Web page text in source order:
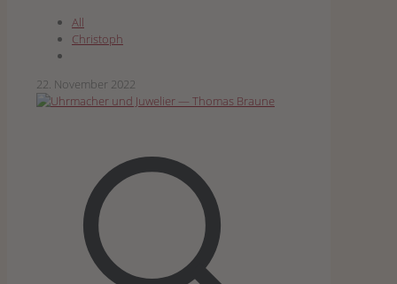
All
Christoph
22. November 2022